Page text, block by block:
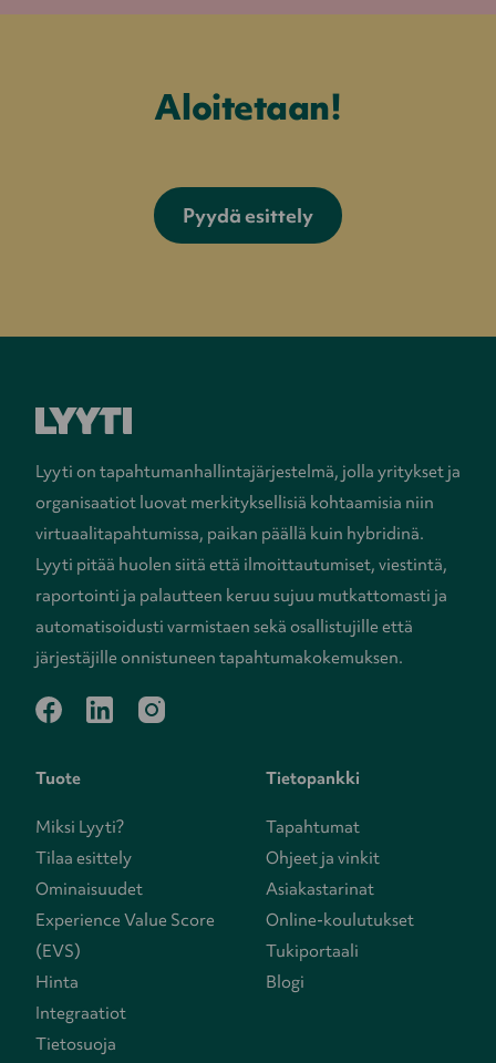
Aloitetaan!
Pyydä esittely
Lyyti on tapahtumanhallintajärjestelmä, jolla yritykset ja
organisaatiot luovat merkityksellisiä kohtaamisia niin
virtuaalitapahtumissa, paikan päällä kuin hybridinä.
Lyyti pitää huolen siitä että ilmoittautumiset, viestintä,
raportointi ja palautteen keruu sujuu mutkattomasti ja
automatisoidusti varmistaen sekä osallistujille että
järjestäjille onnistuneen tapahtumakokemuksen.
facebooklinkedininstagram
Tuote
Miksi Lyyti?
Tilaa esittely
Ominaisuudet
Experience Value Score
(EVS)
Hinta
Integraatiot
Tietosuoja
Tietopankki
Tapahtumat
Ohjeet ja vinkit
Asiakastarinat
Online-koulutukset
Tukiportaali
Blogi